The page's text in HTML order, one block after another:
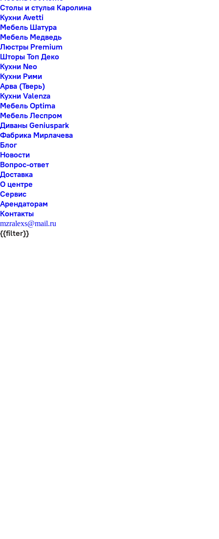
Столы и стулья Каролина
Кухни Avetti
Мебель Шатура
Мебель Медведь
Люстры Premium
Шторы Топ Деко
Кухни Neo
Кухни Рими
Арва (Тверь)
Кухни Valenza
Мебель Optima
Мебель Леспром
Диваны Geniuspark
Фабрика Мирлачева
Блог
Новости
Вопрос-ответ
Доставка
О центре
Сервис
Арендаторам
Контакты
mzralexs@mail.ru
{{filter}}